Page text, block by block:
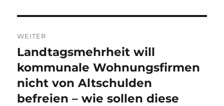
WEITER
Nächster
Beitrag:
Landtagsmehrheit will
kommunale Wohnungsfirmen
nicht von Altschulden
befreien – wie sollen diese